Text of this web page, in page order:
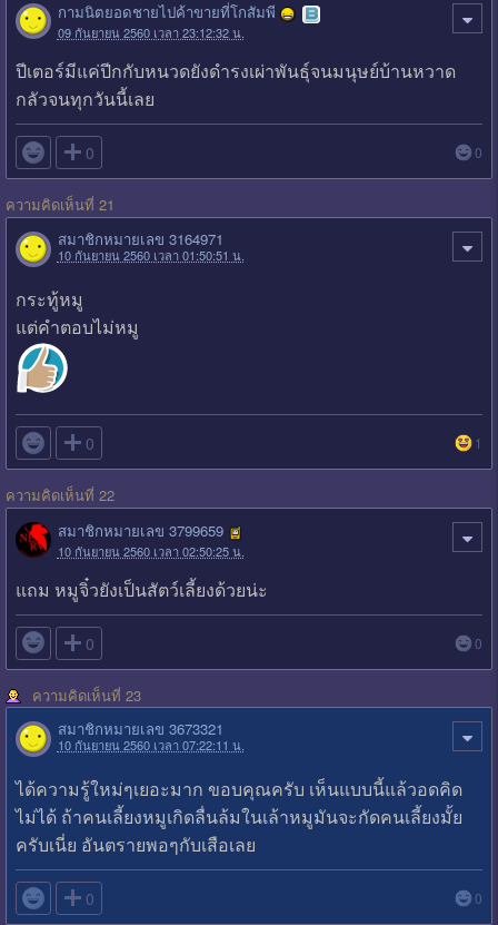
กามนิตยอดชายไปค้าขายที่โกสัมพี
09 กันยายน 2560 เวลา 23:12:32 น.
ปีเตอร์มีแค่ปีกกับหนวดยังดำรงเผ่าพันธุ์จนมนุษย์บ้านหวาด
กลัวจนทุกวันนี้เลย
 0 0
ความคิดเห็นที่ 21
สมาชิกหมายเลข 3164971
10 กันยายน 2560 เวลา 01:50:51 น.
กระทู้หมู
แต่คำตอบไม่หมู
 0 1
ความคิดเห็นที่ 22
สมาชิกหมายเลข 3799659
10 กันยายน 2560 เวลา 02:50:25 น.
แถม หมูจิ๋วยังเป็นสัตว์เลี้ยงด้วยน่ะ
 0 0
ความคิดเห็นที่ 23
สมาชิกหมายเลข 3673321
10 กันยายน 2560 เวลา 07:22:11 น.
ได้ความรู้ใหม่ๆเยอะมาก ขอบคุณครับ เห็นแบบนี้แล้วอดคิด
ไม่ได้ ถ้าคนเลี้ยงหมูเกิดลื่นล้มในเล้าหมูมันจะกัดคนเลี้ยงมั้ย
ครับเนี่ย อันตรายพอๆกับเสือเลย
 0 0